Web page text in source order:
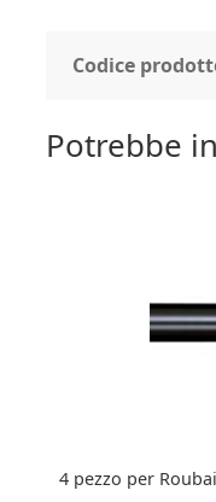
Codice
Potrebbe
4 pezzo per